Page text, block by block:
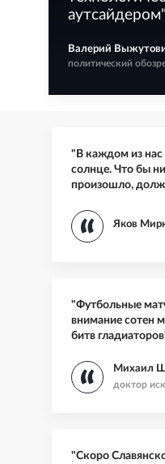
аутсайдером"
Валерий
политический
"В каждом из нас
солнце. Что бы
произошло,
Яков
"Футбольные
внимание сотен
битв
Михаил
доктор
"Скоро